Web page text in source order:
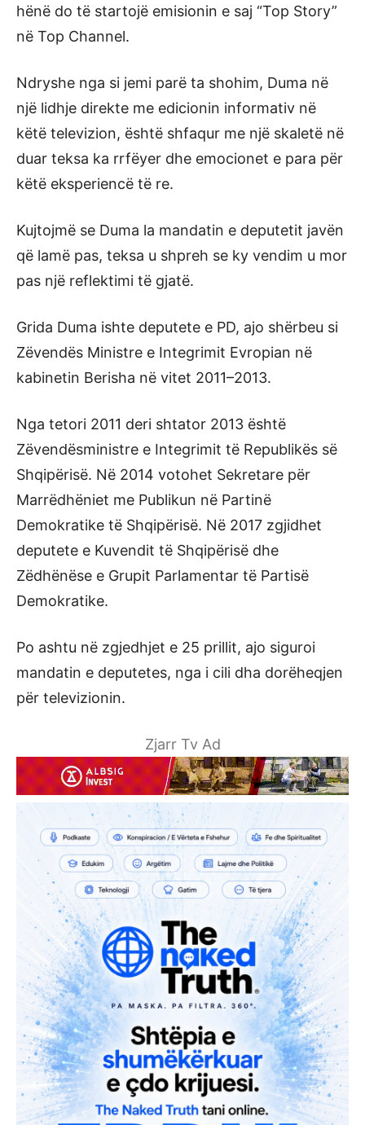
hënë do të startojë emisionin e saj “Top Story”
në Top Channel.
Ndryshe nga si jemi parë ta shohim, Duma në
një lidhje direkte me edicionin informativ në
këtë televizion, është shfaqur me një skaletë në
duar teksa ka rrfëyer dhe emocionet e para për
këtë eksperiencë të re.
Kujtojmë se Duma la mandatin e deputetit javën
që lamë pas, teksa u shpreh se ky vendim u mor
pas një reflektimi të gjatë.
Grida Duma ishte deputete e PD, ajo shërbeu si
Zëvendës Ministre e Integrimit Evropian në
kabinetin Berisha në vitet 2011–2013.
Nga tetori 2011 deri shtator 2013 është
Zëvendësministre e Integrimit të Republikës së
Shqipërisë. Në 2014 votohet Sekretare për
Marrëdhëniet me Publikun në Partinë
Demokratike të Shqipërisë. Në 2017 zgjidhet
deputete e Kuvendit të Shqipërisë dhe
Zëdhënëse e Grupit Parlamentar të Partisë
Demokratike.
Po ashtu në zgjedhjet e 25 prillit, ajo siguroi
mandatin e deputetes, nga i cili dha dorëheqjen
për televizionin.
Zjarr Tv Ad